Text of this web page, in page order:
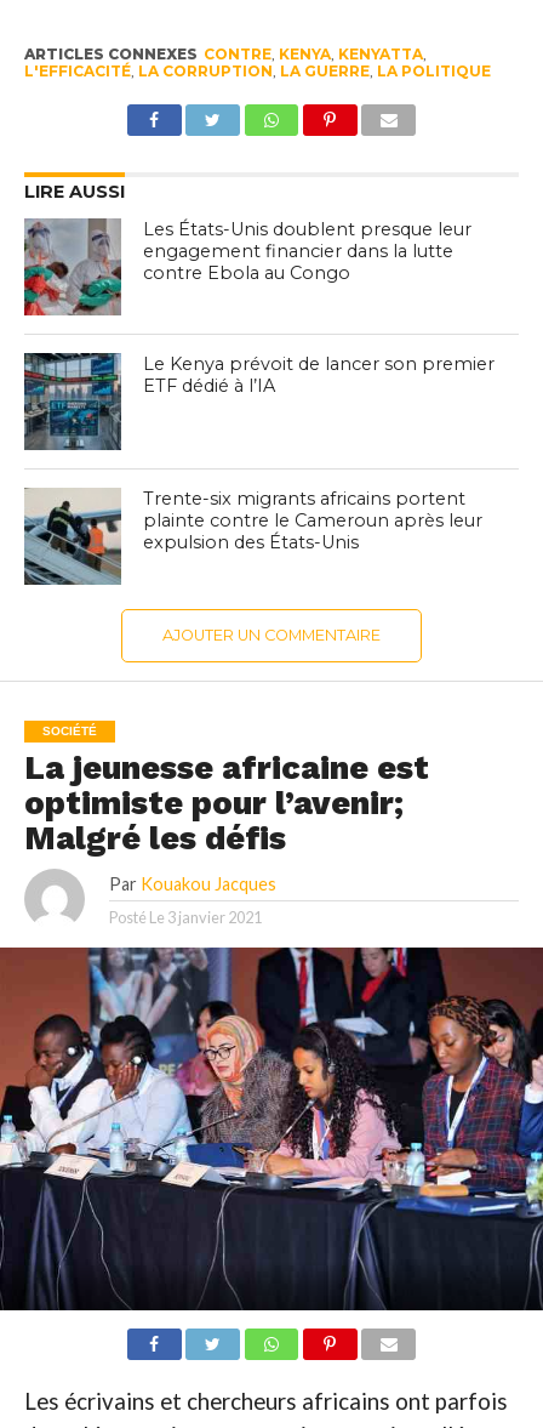
ARTICLES CONNEXES CONTRE, KENYA, KENYATTA,
L'EFFICACITÉ, LA CORRUPTION LA GUERRE, LA POLITIQUE
LIRE AUSSI
Les États-Unis doublent presque leur
engagement financier dans la lutte
contre Ebola au Congo
Le Kenya prévoit de lancer son premier
ETF dédié à l’IA
Trente-six migrants africains portent
plainte contre le Cameroun après leur
expulsion des États-Unis
AJOUTER UN COMMENTAIRE
SOCIÉTÉ
La jeunesse africaine est
optimiste pour l’avenir;
Malgré les défis
Par Kouakou Jacques
Posté Le 3 janvier 2021
Les écrivains et chercheurs africains ont parfois